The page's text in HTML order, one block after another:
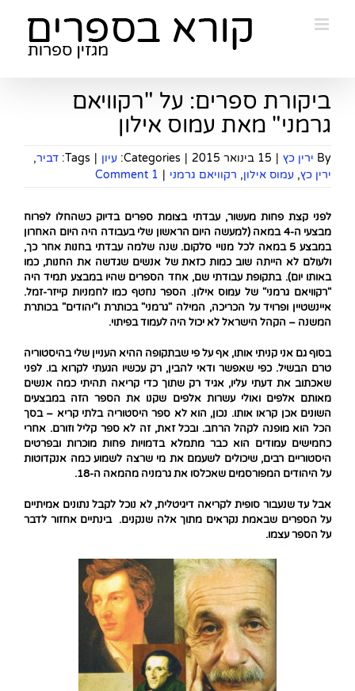
ביקורת ספרים: על "רקוויאם
גרמני" מאת עמוס אילון
By ירין כץ | 15 בינואר 2015 |
Categories: עיון |
Tags: דביר,
ירין כץ, עמוס אילון, רקוויאם גרמני |
1 Comment
לפני קצת פחות מעשור, עבדתי בצומת ספרים בדיוק כשהחלו לפרוח
מבצעי ה-4 במאה (למעשה היום הראשון שלי בעבודה היה היום האחרון
במבצע 5 במאה לכל מנויי סלקום. שנה שלמה עבדתי בחנות אחר כך,
ולעולם לא הייתה שוב כמות כזאת של אנשים שגדשה את החנות, כמו
באותו יום). בתקופת עבודתי שם, אחד הספרים שהיו במבצע תמיד היה
"רקוויאם גרמני" של עמוס אילון. הספר נחטף כמו לחמניות קייזר-זמל.
איינשטיין ופרויד על הכריכה, המילה "גרמני" בכותרת ו"יהודים" בכותרת
המשנה – הקהל הישראל לא יכול היה לעמוד בפיתוי.
בסוף גם אני קניתי אותו, אף על פי שבתקופה ההיא העניין שלי בהיסטוריה
טרם הבשיל. כפי שאפשר ודאי להבין, רק עכשיו הגעתי לקרוא בו. לפני
שאכתוב את דעתי עליו, אגיד רק שתוך כדי קריאה תהיתי כמה אנשים
מאותם אלפים ואולי עשרות אלפים שקנו את הספר הזה במבצעים
השונים אכן קראו אותו. נכון, הוא לא ספר היסטוריה בלתי קריא – בסך
הכל הוא מופנה לקהל הרחב. ובכל זאת, זה לא ספר קליל וזורם. אחרי
כחמישים עמודים הוא כבר מתמלא בדמויות פחות מוכרות ובפרטים
היסטוריים רבים, שיכולים לשעמם את מי שרצה לשמוע כמה אנקדוטות
על היהודים המפורסמים שאכלסו את גרמניה מהמאה ה-18.
אבל עד שנעבור סופית לקריאה דיגיטלית, לא נוכל לקבל נתונים אמיתיים
על הספרים שבאמת נקראים מתוך אלה שנקנים. בינתיים אחזור לדבר
על הספר עצמו.